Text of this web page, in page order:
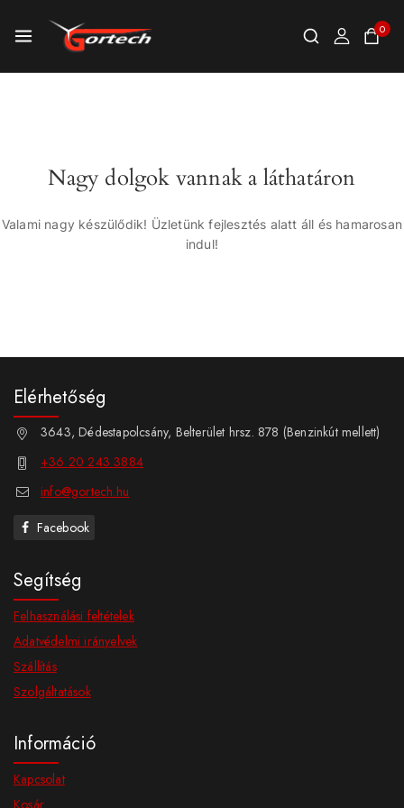
0
Nagy dolgok vannak a láthatáron
Valami nagy készülődik! Üzletünk fejlesztés alatt áll és hamarosan
indul!
Elérhetőség
3643, Dédestapolcsány, Belterület hrsz. 878 (Benzinkút mellett)
+36 20 243 3884
info@gortech.hu
Facebook
Segítség
Felhasználási feltételek
Adatvédelmi irányelvek
Szállítás
Szolgáltatások
Információ
Kapcsolat